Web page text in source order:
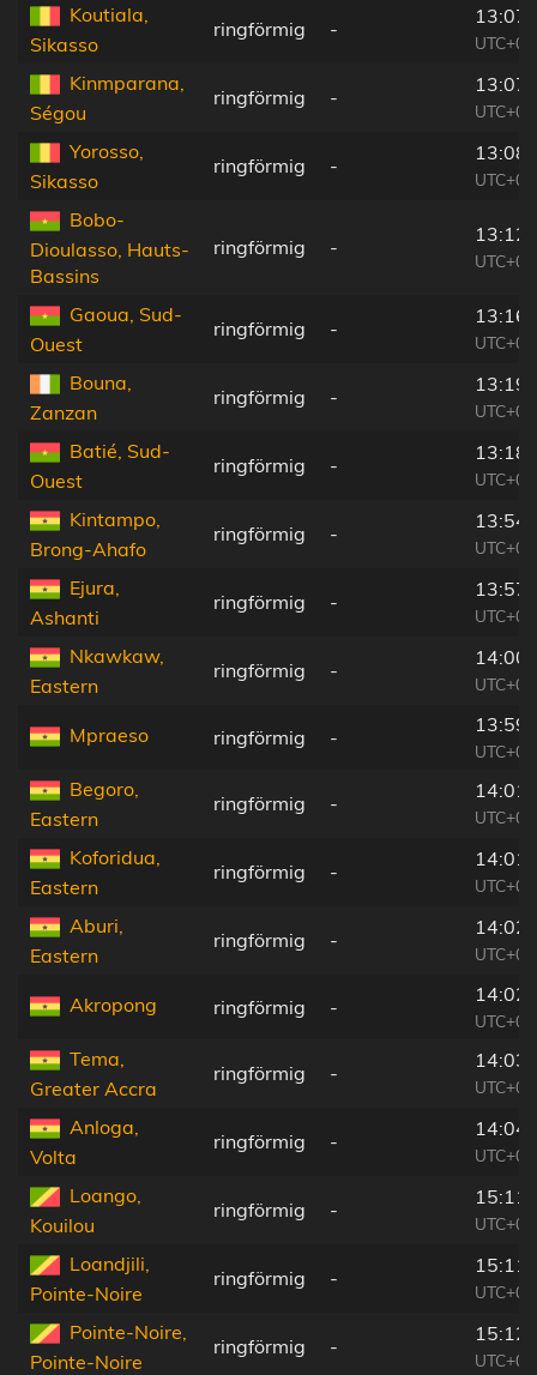
Koutiala,
Sikasso
ringförmig -
Kinmparana,
Ségou
ringförmig -
Yorosso,
Sikasso
ringförmig -
Bobo-
Dioulasso, Hauts-
Bassins
ringförmig -
Gaoua, Sud-
Ouest
ringförmig -
Bouna,
Zanzan
ringförmig -
Batié, Sud-
Ouest
ringförmig -
Kintampo,
Brong-Ahafo
ringförmig -
Ejura,
Ashanti
ringförmig -
Nkawkaw,
Eastern
ringförmig -
Mpraeso ringförmig -
Begoro,
Eastern
ringförmig -
Koforidua,
Eastern
ringförmig -
Aburi,
Eastern
ringförmig -
Akropong ringförmig -
Tema,
Greater Accra
ringförmig -
Anloga,
Volta
ringförmig -
Loango,
Kouilou
ringförmig -
Loandjili,
Pointe-Noire
ringförmig -
Pointe-Noire,
Pointe-Noire
ringförmig -